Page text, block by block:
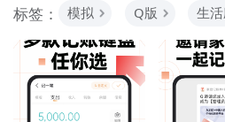
标签： 模拟 Q版 生